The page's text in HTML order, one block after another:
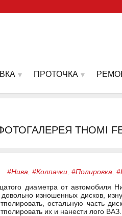
ПРОТОЧКА
THOMI
#Нива #Колпачки #Полировка
диаметра от автомобиля
изношенных дисков,
остальную часть
их и нанести лого ВАЗ.